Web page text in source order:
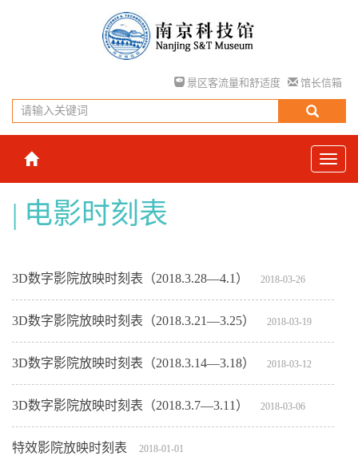
景区客流量和舒适度 馆长信箱
电影时刻表
3D数字影院放映时刻表（2018.3.28—4.1） 2018-03-26
3D数字影院放映时刻表（2018.3.21—3.25） 2018-03-19
3D数字影院放映时刻表（2018.3.14—3.18） 2018-03-12
3D数字影院放映时刻表（2018.3.7—3.11） 2018-03-06
特效影院放映时刻表 2018-01-01